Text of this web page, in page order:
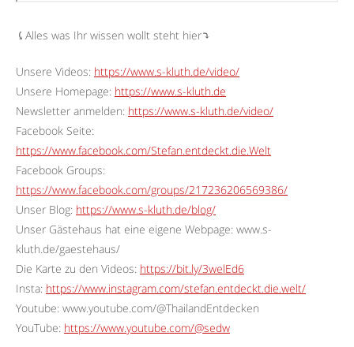
⤹Alles was Ihr wissen wollt steht hier⤵︎
Unsere Videos: https://www.s-kluth.de/video/
Unsere Homepage: https://www.s-kluth.de
Newsletter anmelden: https://www.s-kluth.de/video/
Facebook Seite:
https://www.facebook.com/Stefan.entdeckt.die.Welt
Facebook Groups:
https://www.facebook.com/groups/217236206569386/
Unser Blog: https://www.s-kluth.de/blog/
Unser Gästehaus hat eine eigene Webpage: www.s-
kluth.de/gaestehaus/
Die Karte zu den Videos: https://bit.ly/3welEd6
Insta: https://www.instagram.com/stefan.entdeckt.die.welt/
Youtube: www.youtube.com/@ThailandEntdecken
YouTube: https://www.youtube.com/@sedw